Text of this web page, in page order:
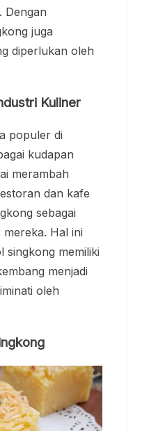
Dengan
juga
diperlukan oleh
Kuliner
populer di
kudapan
merambah
dan kafe
sebagai
Hal ini
singkong memiliki
menjadi
oleh